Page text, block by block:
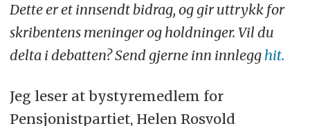
Dette er et innsendt bidrag, og gir uttrykk for
skribentens meninger og holdninger. Vil du
delta i debatten? Send gjerne inn innlegg hit.
Jeg leser at bystyremedlem for
Pensjonistpartiet, Helen Rosvold